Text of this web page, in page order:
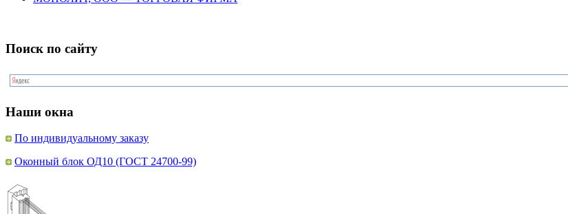
Поиск по сайту
Наши окна
По индивидуальному заказу
Оконный блок ОД10 (ГОСТ 24700-99)